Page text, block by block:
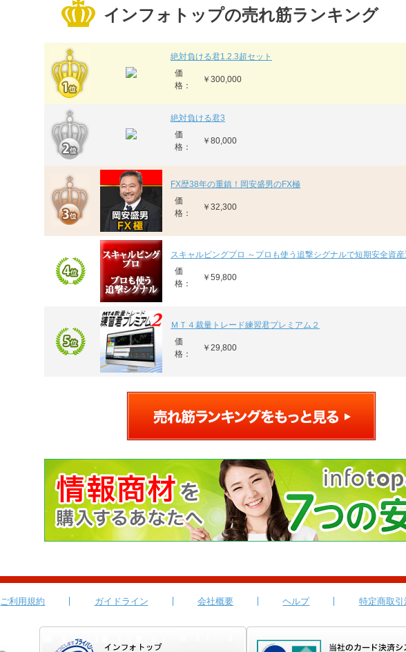
インフォトップの売れ筋ランキング
絶対負ける君1.2.3超セット
価
格：
￥300,000
絶対負ける君3
価
格：
￥80,000
FX歴38年の重鎮！岡安盛男のFX極
価
格：
￥32,300
スキャルピングプロ ～プロも使う追撃シグナルで短期安全資
価
格：
￥59,800
ＭＴ４裁量トレード練習君プレミアム２
価
格：
￥29,800
ご利用規約 ガイドライン 会社概要 ヘルプ 特定商取